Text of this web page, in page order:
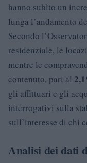
hanno subìto un
lunga l’andamento
Secondo
residenziale, le
mentre le
contenuto, pari al
gli affittuari e gli
interrogativi sulla
sull’interesse di chi
Analisi dei dati